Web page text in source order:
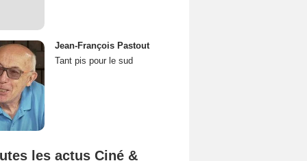
Jean-François Pastout
Tant pis pour le sud
les actus Ciné &